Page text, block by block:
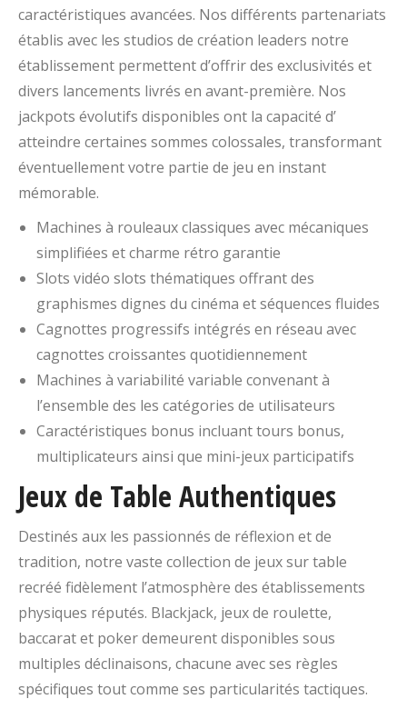
caractéristiques avancées. Nos différents partenariats
établis avec les studios de création leaders notre
établissement permettent d’offrir des exclusivités et
divers lancements livrés en avant-première. Nos
jackpots évolutifs disponibles ont la capacité d’
atteindre certaines sommes colossales, transformant
éventuellement votre partie de jeu en instant
mémorable.
Machines à rouleaux classiques avec mécaniques
simplifiées et charme rétro garantie
Slots vidéo slots thématiques offrant des
graphismes dignes du cinéma et séquences fluides
Cagnottes progressifs intégrés en réseau avec
cagnottes croissantes quotidiennement
Machines à variabilité variable convenant à
l’ensemble des les catégories de utilisateurs
Caractéristiques bonus incluant tours bonus,
multiplicateurs ainsi que mini-jeux participatifs
Jeux de Table Authentiques
Destinés aux les passionnés de réflexion et de
tradition, notre vaste collection de jeux sur table
recréé fidèlement l’atmosphère des établissements
physiques réputés. Blackjack, jeux de roulette,
baccarat et poker demeurent disponibles sous
multiples déclinaisons, chacune avec ses règles
spécifiques tout comme ses particularités tactiques.